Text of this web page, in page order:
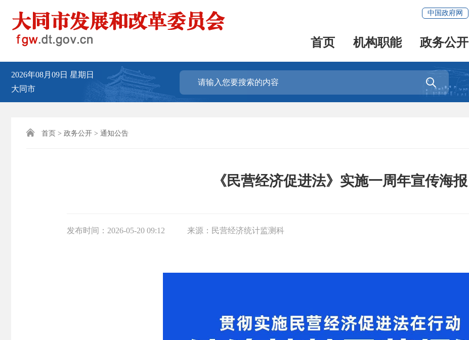
中国政府网
首页 机构职能 政务公开
2026年08月09日 星期日
大同市

 首页 > 政务公开 > 通知公告
《民营经济促进法》实施一周年宣传海报
发布时间： 2026-05-20 09:12 来源： 民营经济统计监测科